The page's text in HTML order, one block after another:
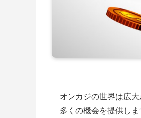
オンカジの世界は広
多くの機会を提供し